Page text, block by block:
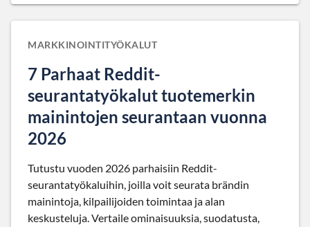
MARKKINOINTITYÖKALUT
7 Parhaat Reddit-
seurantatyökalut tuotemerkin
mainintojen seurantaan vuonna
2026
Tutustu vuoden 2026 parhaisiin Reddit-
seurantatyökaluihin, joilla voit seurata brändin
mainintoja, kilpailijoiden toimintaa ja alan
keskusteluja. Vertaile ominaisuuksia, suodatusta,